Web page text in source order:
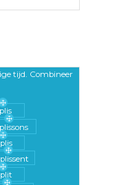
tijd. Combineer